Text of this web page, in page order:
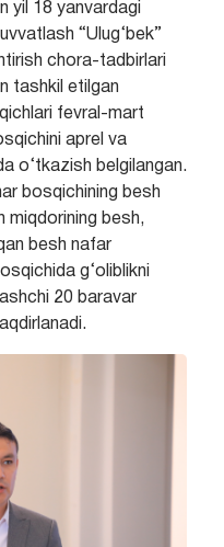
yil 18 yanvardagi
“Ulug‘bek”
chora-tadbirlari
tashkil etilgan
fevral-mart
aprel va
o‘tkazish belgilangan.
bosqichining besh
miqdorining besh,
besh nafar
g‘oliblikni
20 baravar